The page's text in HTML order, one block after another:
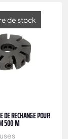
de stock
DE RECHANGE POUR
500 M